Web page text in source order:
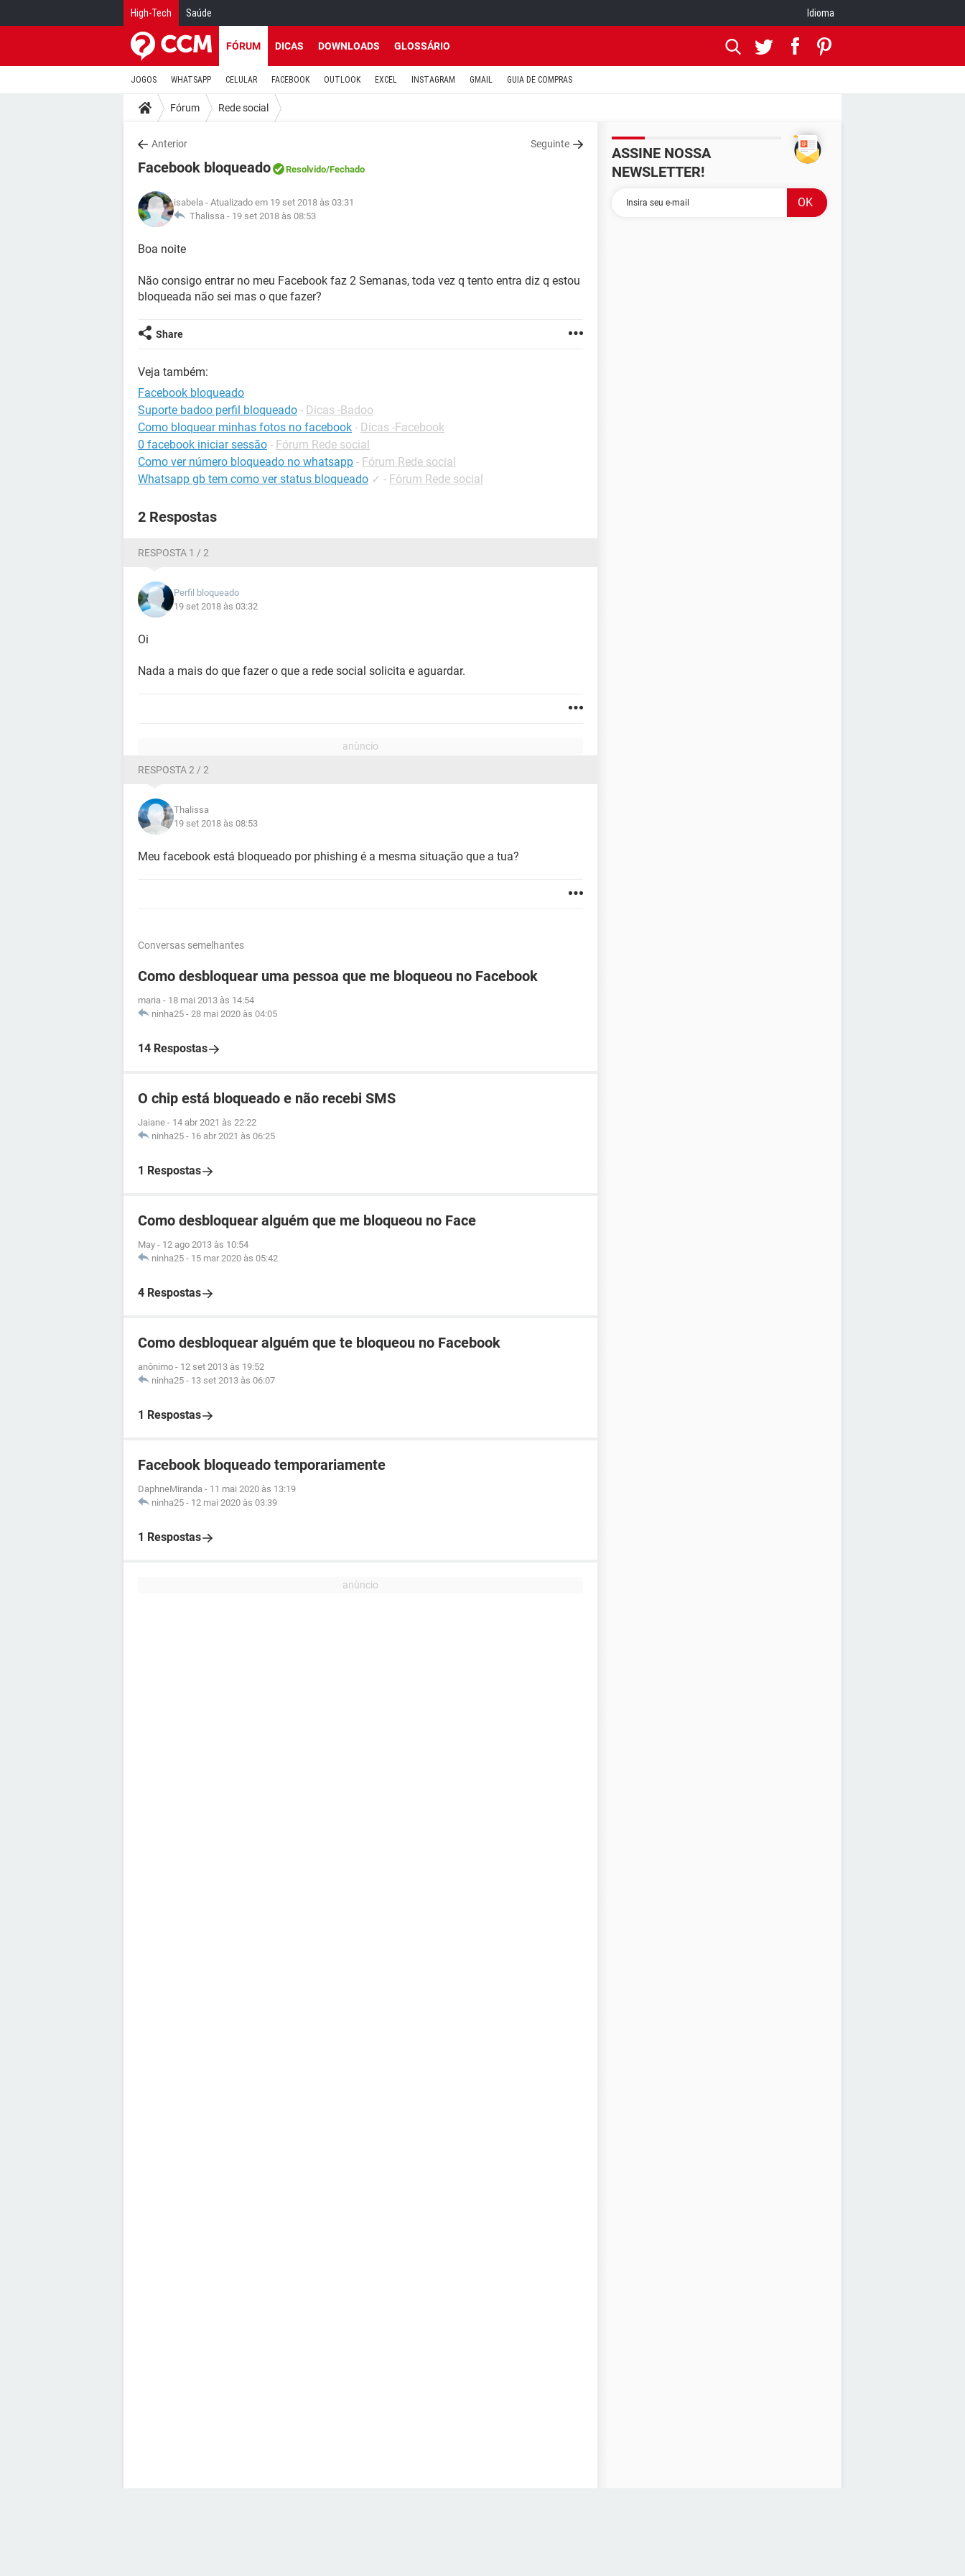
High-Tech Saúde Idioma
FÓRUM DICAS DOWNLOADS GLOSSÁRIO
JOGOS WHATSAPP CELULAR FACEBOOK OUTLOOK EXCEL INSTAGRAM GMAIL GUIA DE COMPRAS
Fórum Rede social
Anterior Seguinte
Facebook bloqueado Resolvido/Fechado
isabela - Atualizado em 19 set 2018 às 03:31
Thalissa - 19 set 2018 às 08:53
Boa noite
Não consigo entrar no meu Facebook faz 2 Semanas, toda vez q tento entra diz q estou
bloqueada não sei mas o que fazer?
Share
Veja também:
Facebook bloqueado
Suporte badoo perfil bloqueado - Dicas -Badoo
Como bloquear minhas fotos no facebook - Dicas -Facebook
0 facebook iniciar sessão - Fórum Rede social
Como ver número bloqueado no whatsapp - Fórum Rede social
Whatsapp gb tem como ver status bloqueado ✓ - Fórum Rede social
2 Respostas
RESPOSTA 1 / 2
Perfil bloqueado
19 set 2018 às 03:32
Oi
Nada a mais do que fazer o que a rede social solicita e aguardar.
RESPOSTA 2 / 2
Thalissa
19 set 2018 às 08:53
Meu facebook está bloqueado por phishing é a mesma situação que a tua?
Conversas semelhantes
Como desbloquear uma pessoa que me bloqueou no Facebook
maria - 18 mai 2013 às 14:54
ninha25 - 28 mai 2020 às 04:05
14 Respostas
O chip está bloqueado e não recebi SMS
Jaiane - 14 abr 2021 às 22:22
ninha25 - 16 abr 2021 às 06:25
1 Respostas
Como desbloquear alguém que me bloqueou no Face
May - 12 ago 2013 às 10:54
ninha25 - 15 mar 2020 às 05:42
4 Respostas
Como desbloquear alguém que te bloqueou no Facebook
anônimo - 12 set 2013 às 19:52
ninha25 - 13 set 2013 às 06:07
1 Respostas
Facebook bloqueado temporariamente
DaphneMiranda - 11 mai 2020 às 13:19
ninha25 - 12 mai 2020 às 03:39
1 Respostas
ASSINE NOSSA
NEWSLETTER!